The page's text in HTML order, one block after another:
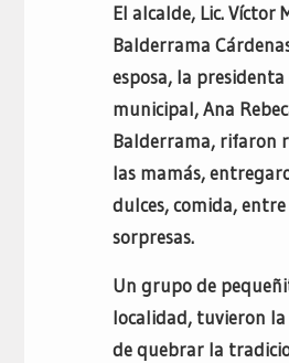
El alcalde, Lic. Víctor
Balderrama
esposa, la presidenta
municipal, Ana
Balderrama, rifaron
las mamás,
dulces, comida,
sorpresas.
Un grupo de
localidad, tuvieron
de quebrar la